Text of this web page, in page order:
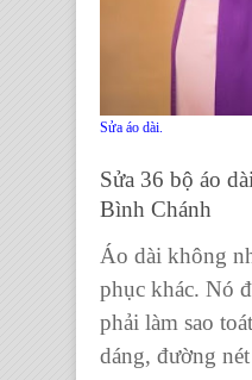
Sửa áo dài.
Sửa 36 bộ áo
Bình Chánh
Áo dài không
phục khác. Nó
phải làm sao
dáng, đường